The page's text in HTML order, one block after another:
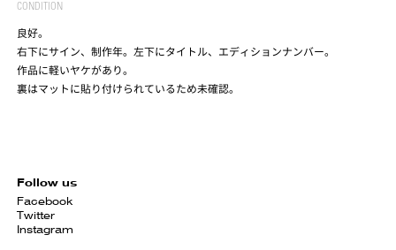
CONDITION
良好。
右下にサイン、制作年。左下にタイトル、エディションナンバー。
作品に軽いヤケがあり。
裏はマットに貼り付けられているため未確認。
Follow us
Facebook
Twitter
Instagram